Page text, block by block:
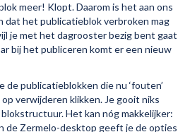
meer! Klopt. Daarom is het aan ons
dat het publicatieblok verbroken mag
je met het dagrooster bezig bent gaat
bij het publiceren komt er een nieuw
de publicatieblokken die nu ‘fouten’
verwijderen klikken. Je gooit niks
Het kan nóg makkelijker:
de Zermelo-desktop geeft je de opties